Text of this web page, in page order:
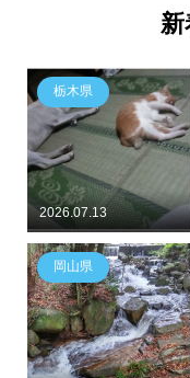
2026.07.13
栃木県
岡山県